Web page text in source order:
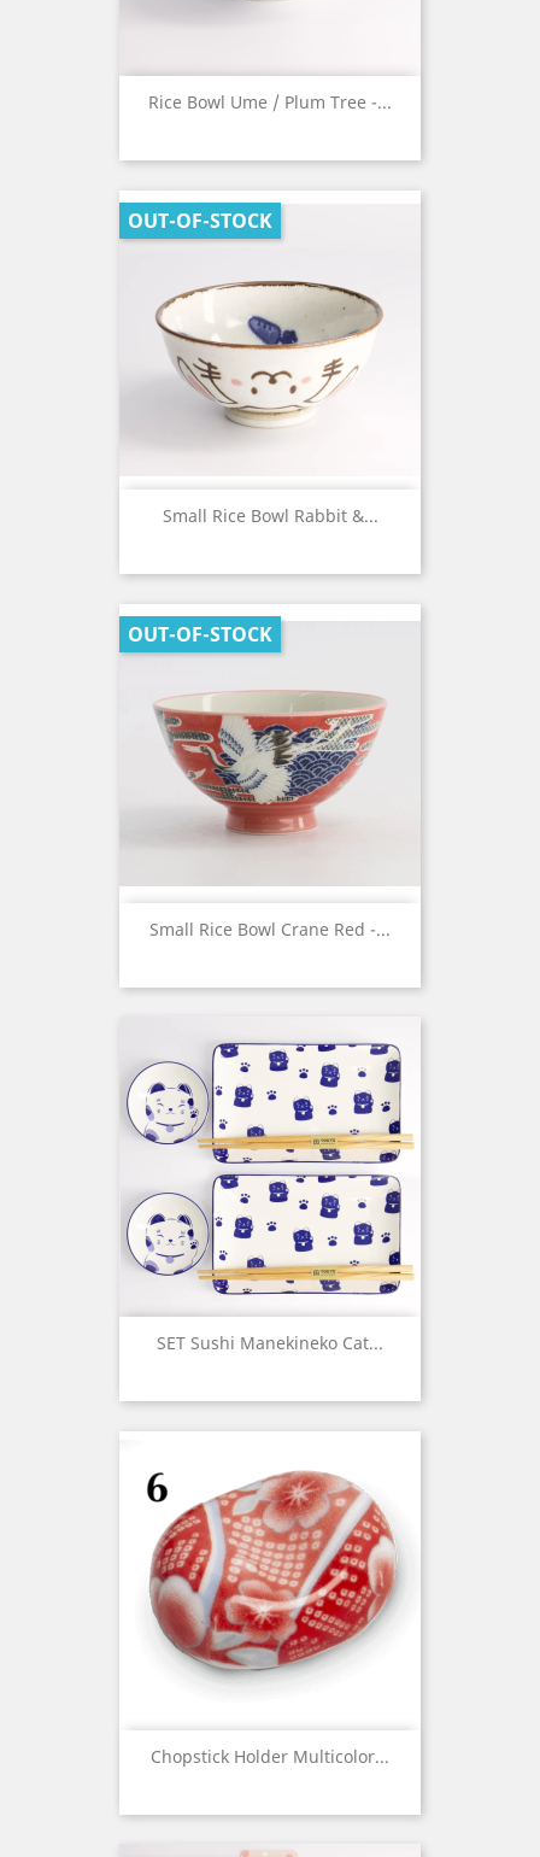
Rice Bowl Ume / Plum Tree -...
Small Rice Bowl Rabbit &...
OUT-OF-STOCK
Small Rice Bowl Crane Red -...
OUT-OF-STOCK
SET Sushi Manekineko Cat...
Chopstick Holder Multicolor...